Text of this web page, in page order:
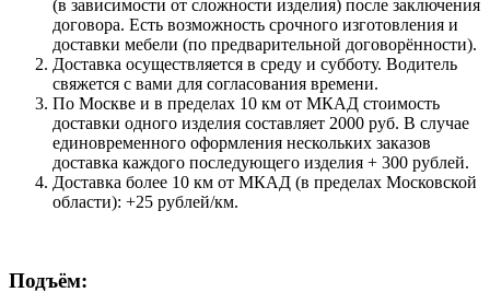
(в зависимости от сложности изделия) после заключения
договора. Есть возможность срочного изготовления и
доставки мебели (по предварительной договорённости).
Доставка осуществляется в среду и субботу. Водитель
свяжется с вами для согласования времени.
По Москве и в пределах 10 км от МКАД стоимость
доставки одного изделия составляет 2000 руб. В случае
единовременного оформления нескольких заказов
доставка каждого последующего изделия + 300 рублей.
Доставка более 10 км от МКАД (в пределах Московской
области): +25 рублей/км.
Подъём: